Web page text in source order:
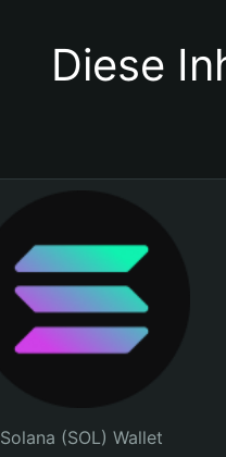
Diese
Solana (SOL) Wallet